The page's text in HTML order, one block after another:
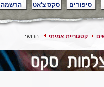
סיפורים סקס צ'אט הרשמה
קטגוריית אמיתי הכושי